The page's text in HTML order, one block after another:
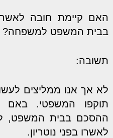
האם קיימת חובה
בבית המשפט למשפחה?
תשובה:
לא אך אנו ממליצים
תוקפו המשפטי. באם
ההסכם בבית המשפט,
לאשרו בפני נוטריון.